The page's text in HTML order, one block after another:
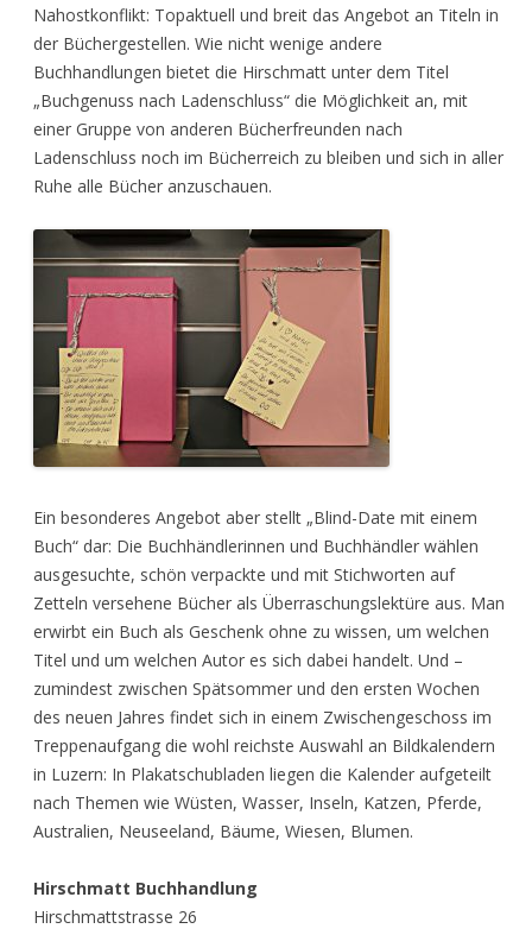
Nahostkonflikt: Topaktuell und breit das Angebot an Titeln in
der Büchergestellen. Wie nicht wenige andere
Buchhandlungen bietet die Hirschmatt unter dem Titel
„Buchgenuss nach Ladenschluss“ die Möglichkeit an, mit
einer Gruppe von anderen Bücherfreunden nach
Ladenschluss noch im Bücherreich zu bleiben und sich in aller
Ruhe alle Bücher anzuschauen.
Ein besonderes Angebot aber stellt „Blind-Date mit einem
Buch“ dar: Die Buchhändlerinnen und Buchhändler wählen
ausgesuchte, schön verpackte und mit Stichworten auf
Zetteln versehene Bücher als Überraschungslektüre aus. Man
erwirbt ein Buch als Geschenk ohne zu wissen, um welchen
Titel und um welchen Autor es sich dabei handelt. Und –
zumindest zwischen Spätsommer und den ersten Wochen
des neuen Jahres findet sich in einem Zwischengeschoss im
Treppenaufgang die wohl reichste Auswahl an Bildkalendern
in Luzern: In Plakatschubladen liegen die Kalender aufgeteilt
nach Themen wie Wüsten, Wasser, Inseln, Katzen, Pferde,
Australien, Neuseeland, Bäume, Wiesen, Blumen.
Hirschmatt Buchhandlung
Hirschmattstrasse 26